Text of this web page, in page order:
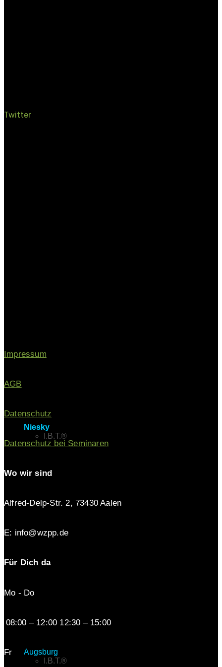
Niesky
I.B.T.®
Augsburg
I.B.T.®
Twitter
Impressum
AGB
Datenschutz
Datenschutz bei Seminaren
Wo wir sind
Alfred-Delp-Str. 2, 73430 Aalen
E: info@wzpp.de
Für Dich da
Mo - Do
08:00 – 12:00 12:30 – 15:00
Fr